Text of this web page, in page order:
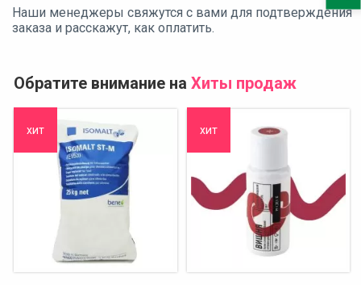
Наши менеджеры свяжутся с вами для подтверждения
заказа и расскажут, как оплатить.
Обратите внимание на Хиты продаж
хит хит